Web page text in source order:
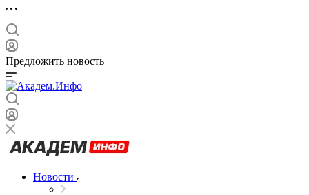
Предложить новость
Новости